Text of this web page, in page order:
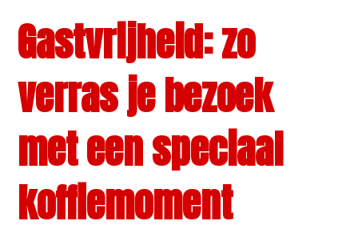
Gastvrijheid: zo
verras je bezoek
met een speciaal
koffiemoment